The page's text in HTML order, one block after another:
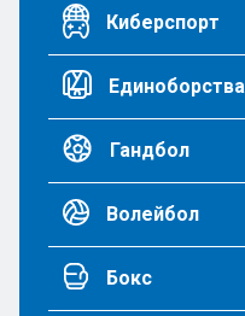
Киберспорт
Единоборства
Гандбол
Волейбол
Бокс